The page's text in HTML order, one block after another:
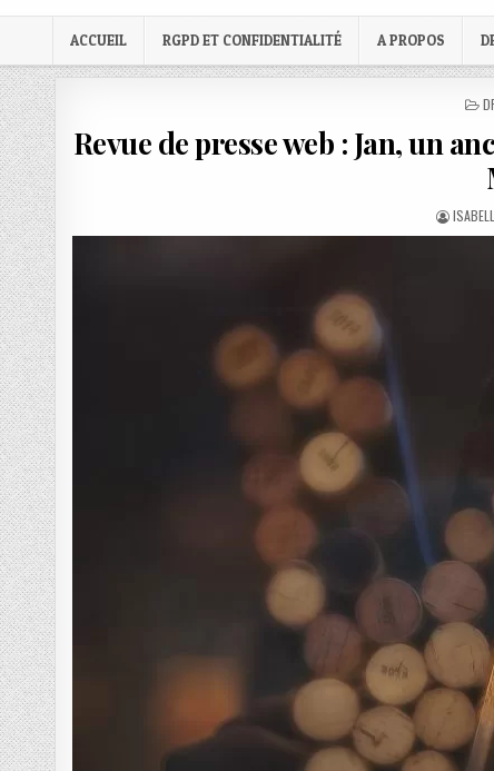
ACCUEIL RGPD ET CONFIDENTIALITÉ A PROPOS
Revue de presse web : Jan, un